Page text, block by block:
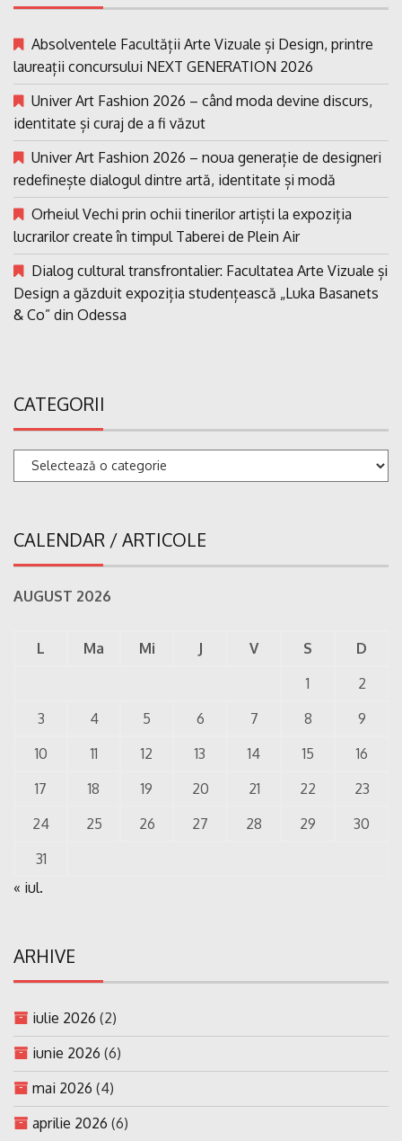
Absolventele Facultății Arte Vizuale și Design, printre
laureații concursului NEXT GENERATION 2026
Univer Art Fashion 2026 – când moda devine discurs,
identitate și curaj de a fi văzut
Univer Art Fashion 2026 – noua generație de designeri
redefinește dialogul dintre artă, identitate și modă
Orheiul Vechi prin ochii tinerilor artiști la expoziția
lucrarilor create în timpul Taberei de Plein Air
Dialog cultural transfrontalier: Facultatea Arte Vizuale și
Design a găzduit expoziția studențească „Luka Basanets
& Co” din Odessa
CATEGORII
Categorii
CALENDAR / ARTICOLE
AUGUST 2026
L Ma Mi J V S
D
1
2
3
4 5 6 7 8
9
10
11 12 13 14 15
16
17
18 19 20 21 22
23
24
25 26 27 28 29
30
31
« iul.
ARHIVE
iulie 2026 (2)
iunie 2026 (6)
mai 2026 (4)
aprilie 2026 (6)